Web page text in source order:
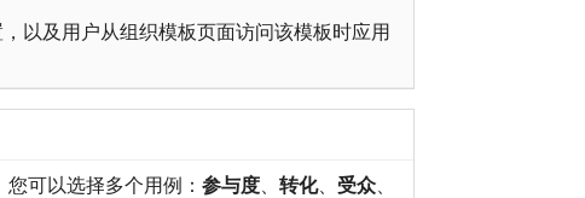
以及用户从组织模板页面访问该模板时应用
可以选择多个用例： 参与度、 转化、 受众、